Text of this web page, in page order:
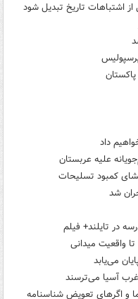
اشتباهات تاریخ تبدیل شود
داد
علیه عربستان
کمبود تسلیحات
شد
واقعیت میدانی
می‌یابد
آسیا می‌ترسند
و اگرهای تعویض شناسنامه